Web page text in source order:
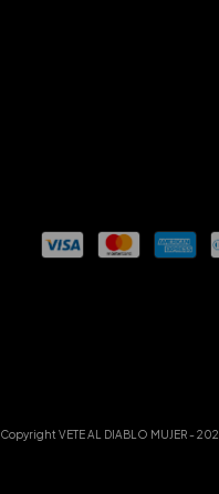
Copyright VETE AL DIABLO MUJER -